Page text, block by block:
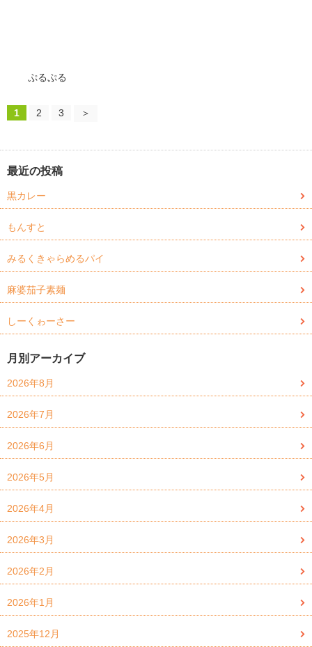
ぷるぷる
1 2 3 ＞
最近の投稿
黒カレー
もんすと
みるくきゃらめるパイ
麻婆茄子素麺
しーくゎーさー
月別アーカイブ
2026年8月
2026年7月
2026年6月
2026年5月
2026年4月
2026年3月
2026年2月
2026年1月
2025年12月